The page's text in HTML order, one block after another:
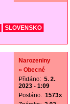
SLOVENSKO
Narozeniny
» Obecné
Přidáno: 5. 2.
2023 - 1:09
Posláno: 1573x